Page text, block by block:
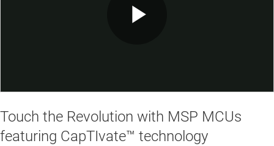
Video
Touch the Revolution with MSP MCUs
featuring CapTIvate™ technology